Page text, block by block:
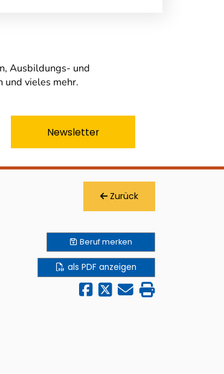
Ausbildungs- und
vieles mehr.
Newsletter
Zurück
Berufmerken
als PDF anzeigen